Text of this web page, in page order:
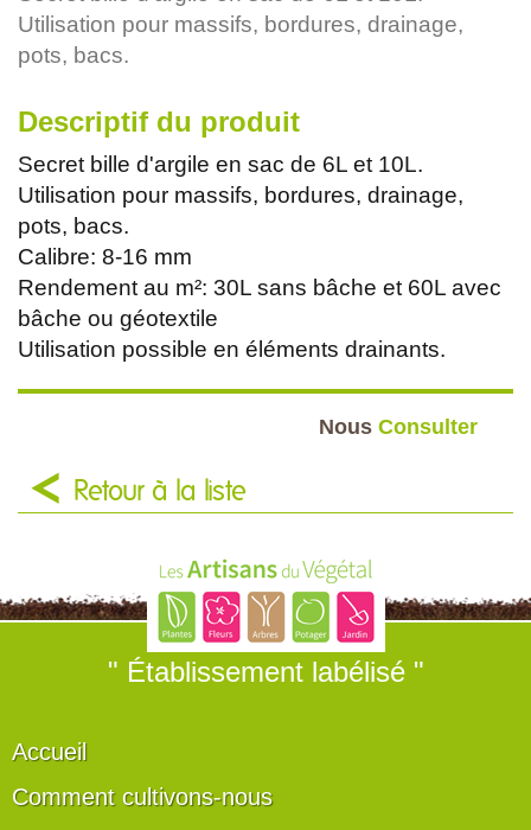
Utilisation pour massifs, bordures, drainage,
pots, bacs.
Descriptif du produit
Secret bille d'argile en sac de 6L et 10L.
Utilisation pour massifs, bordures, drainage,
pots, bacs.
Calibre: 8-16 mm
Rendement au m²: 30L sans bâche et 60L avec
bâche ou géotextile
Utilisation possible en éléments drainants.
Nous Consulter
Retour à la liste
" Établissement labélisé "
Accueil
Comment cultivons-nous